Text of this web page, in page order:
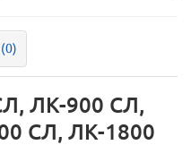
ЛК-900 СЛ,
СЛ, ЛК-1800